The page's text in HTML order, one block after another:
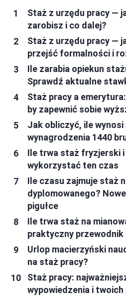
Staż z urzędu pracy —
zarobisz i co dalej?
Staż z urzędu pracy —
przejść formalności i
Ile zarabia opiekun
Sprawdź aktualne
Staż pracy a
by zapewnić sobie
Jak obliczyć, ile
wynagrodzenia 1440
Ile trwa staż fryzjerski i
wykorzystać ten czas
Ile czasu zajmuje staż
dyplomowanego?
pigułce
Ile trwa staż na
praktyczny przewodnik
Urlop macierzyński
na staż pracy?
Staż pracy:
wypowiedzenia i twoich